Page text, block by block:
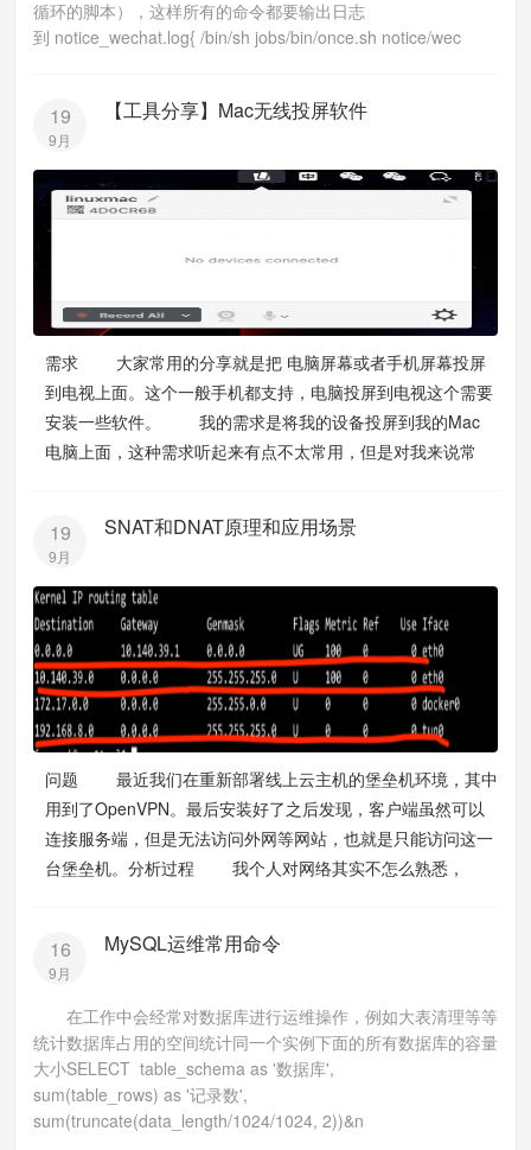
循环的脚本），这样所有的命令都要输出日志
到 notice_wechat.log{ /bin/sh jobs/bin/once.sh notice/wec
19
9月
【工具分享】Mac无线投屏软件
需求 大家常用的分享就是把 电脑屏幕或者手机屏幕投屏
到电视上面。这个一般手机都支持，电脑投屏到电视这个需要
安装一些软件。 我的需求是将我的设备投屏到我的Mac
电脑上面，这种需求听起来有点不太常用，但是对我来说常
19
9月
SNAT和DNAT原理和应用场景
问题 最近我们在重新部署线上云主机的堡垒机环境，其中
用到了OpenVPN。最后安装好了之后发现，客户端虽然可以
连接服务端，但是无法访问外网等网站，也就是只能访问这一
台堡垒机。分析过程 我个人对网络其实不怎么熟悉，
16
9月
MySQL运维常用命令
在工作中会经常对数据库进行运维操作，例如大表清理等等
统计数据库占用的空间统计同一个实例下面的所有数据库的容量
大小SELECT table_schema as '数据库',
sum(table_rows) as '记录数',
sum(truncate(data_length/1024/1024, 2))&n